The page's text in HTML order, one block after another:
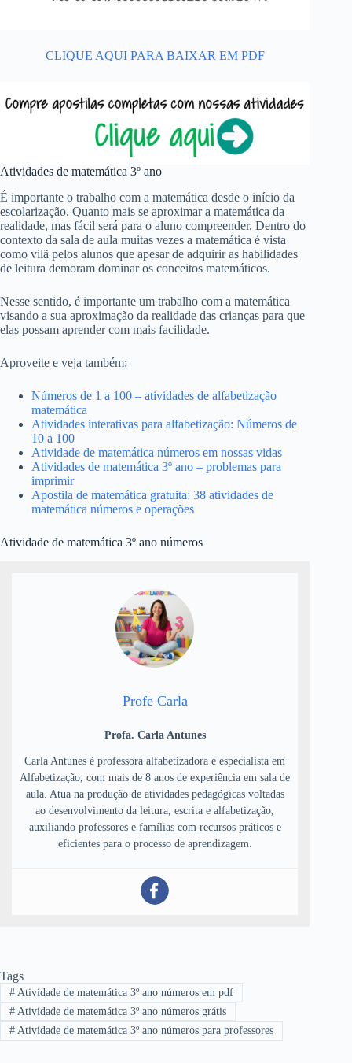
CLIQUE AQUI PARA BAIXAR EM PDF
Atividades de matemática 3º ano
É importante o trabalho com a matemática desde o início da
escolarização. Quanto mais se aproximar a matemática da
realidade, mas fácil será para o aluno compreender. Dentro do
contexto da sala de aula muitas vezes a matemática é vista
como vilã pelos alunos que apesar de adquirir as habilidades
de leitura demoram dominar os conceitos matemáticos.
Nesse sentido, é importante um trabalho com a matemática
visando a sua aproximação da realidade das crianças para que
elas possam aprender com mais facilidade.
Aproveite e veja também:
Números de 1 a 100 – atividades de alfabetização
matemática
Atividades interativas para alfabetização: Números de
10 a 100
Atividade de matemática números em nossas vidas
Atividades de matemática 3º ano – problemas para
imprimir
Apostila de matemática gratuita: 38 atividades de
matemática números e operações
Atividade de matemática 3º ano números
Profe Carla
Profa. Carla Antunes
Carla Antunes é professora alfabetizadora e especialista em
Alfabetização, com mais de 8 anos de experiência em sala de
aula. Atua na produção de atividades pedagógicas voltadas
ao desenvolvimento da leitura, escrita e alfabetização,
auxiliando professores e famílias com recursos práticos e
eficientes para o processo de aprendizagem.
Tags
#Atividade de matemática 3º ano números em pdf
#Atividade de matemática 3º ano números grátis
#Atividade de matemática 3º ano números para professores